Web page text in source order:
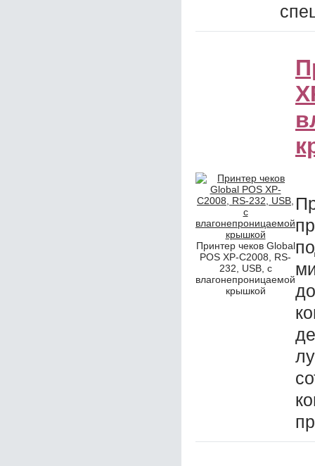
Принтер чеков Global
POS XP-C2008, RS-
232, USB, с
влагонепроницаемой
крышкой